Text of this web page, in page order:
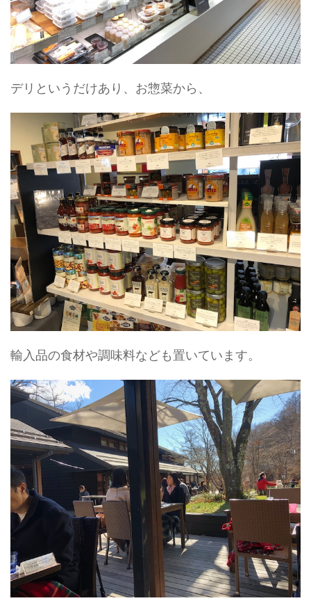
デリというだけあり、お惣菜から、
輸入品の食材や調味料なども置いています。